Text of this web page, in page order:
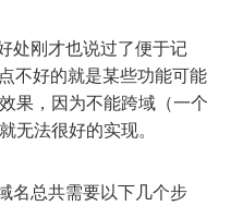
刚才也说过了便于记
不好的就是某些功能可能
果，因为不能跨域（一个
无法很好的实现。
总共需要以下几个步